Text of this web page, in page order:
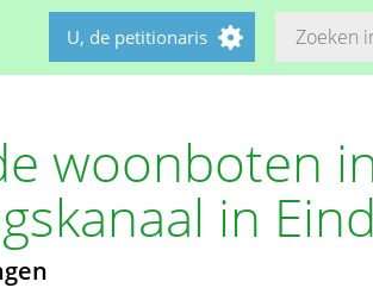
U, de petitionaris
woonboten
in